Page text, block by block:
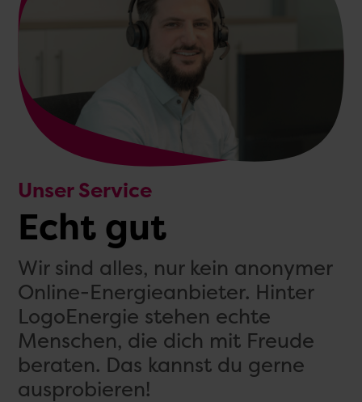
Unser Service
Echt gut
Wir sind alles, nur kein anonymer
Online-Energieanbieter. Hinter
LogoEnergie stehen echte
Menschen, die dich mit Freude
beraten. Das kannst du gerne
ausprobieren!